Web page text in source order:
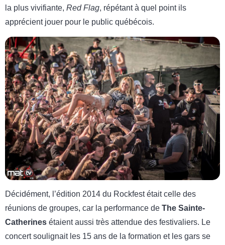
la plus vivifiante, Red Flag, répétant à quel point ils
apprécient jouer pour le public québécois.
Décidément, l’édition 2014 du Rockfest était celle des
réunions de groupes, car la performance de The Sainte-
Catherines étaient aussi très attendue des festivaliers. Le
concert soulignait les 15 ans de la formation et les gars se